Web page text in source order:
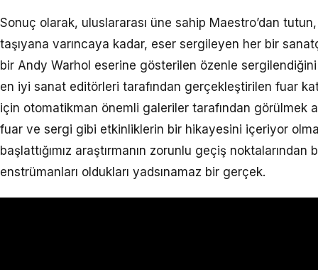
Sonuç olarak, uluslararası üne sahip Maestro’dan
taşıyana varıncaya kadar, eser sergileyen her bir
bir Andy Warhol eserine gösterilen özenle
en iyi sanat editörleri tarafından gerçekleştirilen fuar
için otomatikman önemli galeriler tarafından görülmek
fuar ve sergi gibi etkinliklerin bir hikayesini içeriyor
başlattığımız araştırmanın zorunlu geçiş
enstrümanları oldukları yadsınamaz bir gerçek.